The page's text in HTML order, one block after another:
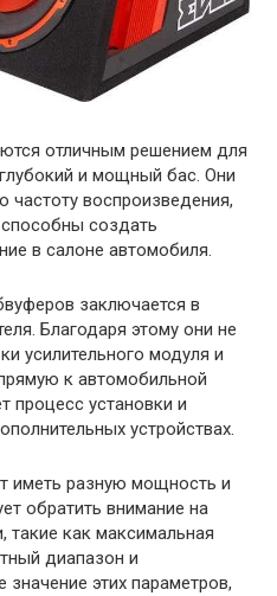
отличным решением для
и мощный бас. Они
воспроизведения,
создать
в салоне автомобиля.
заключается в
Благодаря этому они не
усилительного модуля и
к автомобильной
процесс установки и
устройствах.
иметь разную мощность и
обратить внимание на
такие как максимальная
диапазон и
этих параметров,